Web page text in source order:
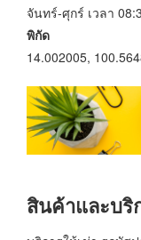
จันทร์-ศุกร์ เวลา
พิกัด
14.002005,
สินค้าและบริ